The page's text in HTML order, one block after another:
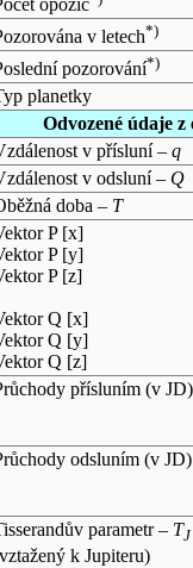
opozic
v letech*)
pozorování*)
planetky
Odvozené údaje
v přísluní – q
v odsluní – Q
doba – T
P [x]
P [y]
P [z]
Q [x]
Q [y]
Q [z]
přísluním (v JD)
odsluním (v JD)
parametr – TJ
k Jupiteru)